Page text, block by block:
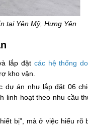
tại Yên Mỹ, Hưng Yên
lắp đặt các hệ thống
kho vận.
dự án như lắp đặt 06
linh hoạt theo nhu cầu
bị”, mà ở việc hiểu rõ